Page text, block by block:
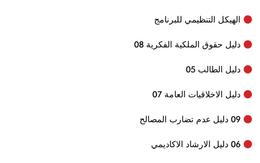
الهيكل التنظيمي للبرنامج
دليل حقوق الملكية الفكرية 08
دليل الطالب 05
دليل الاخلاقيات العامة 07
09 دليل عدم تضارب المصالح
06 دليل الارشاد الاكاديمي